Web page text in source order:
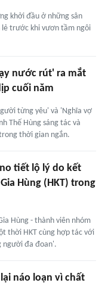
khởi đầu ở những sân
lẻ trước khi vươn tầm ngôi
nước rút' ra mắt
cuối năm
từng yêu' và 'Nghĩa vợ
Thế Hùng sáng tác và
thời gian ngắn.
tiết lộ lý do kết
Hùng (HKT) trong
Hùng - thành viên nhóm
thời HKT cùng hợp tác với
người đa đoan'.
náo loạn vì chất